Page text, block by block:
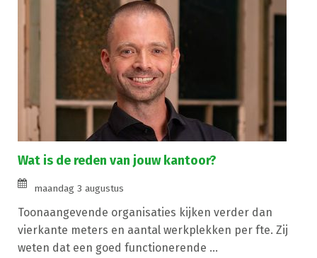
Wat is de reden van jouw kantoor?
maandag 3 augustus
Toonaangevende organisaties kijken verder dan
vierkante meters en aantal werkplekken per fte. Zij
weten dat een goed functionerende ...